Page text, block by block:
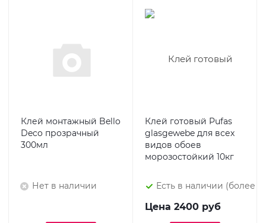
Клей монтажный Bello
Deco прозрачный
300мл
Нет в наличии
Клей готовый Pufas
glasgewebe для всех
видов обоев
морозостойкий 10кг
Есть в наличии (более 9)
Цена 2400 руб